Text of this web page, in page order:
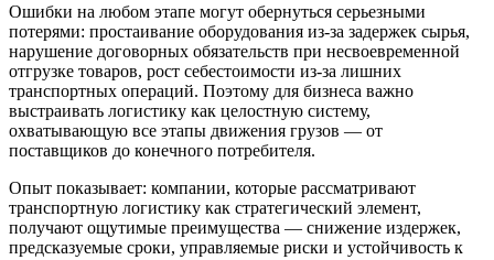
Ошибки на любом этапе могут обернуться серьезными
потерями: простаивание оборудования из-за задержек сырья,
нарушение договорных обязательств при несвоевременной
отгрузке товаров, рост себестоимости из-за лишних
транспортных операций. Поэтому для бизнеса важно
выстраивать логистику как целостную систему,
охватывающую все этапы движения грузов — от
поставщиков до конечного потребителя.
Опыт показывает: компании, которые рассматривают
транспортную логистику как стратегический элемент,
получают ощутимые преимущества — снижение издержек,
предсказуемые сроки, управляемые риски и устойчивость к